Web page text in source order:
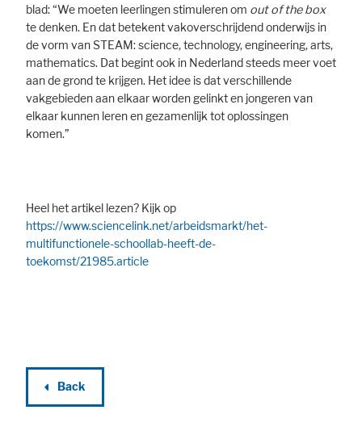
blad: “We moeten leerlingen stimuleren om out of the box
te denken. En dat betekent vakoverschrijdend onderwijs in
de vorm van STEAM: science, technology, engineering, arts,
mathematics. Dat begint ook in Nederland steeds meer voet
aan de grond te krijgen. Het idee is dat verschillende
vakgebieden aan elkaar worden gelinkt en jongeren van
elkaar kunnen leren en gezamenlijk tot oplossingen
komen.”
Heel het artikel lezen? Kijk op
https://www.sciencelink.net/arbeidsmarkt/het-
multifunctionele-schoollab-heeft-de-
toekomst/21985.article
Back